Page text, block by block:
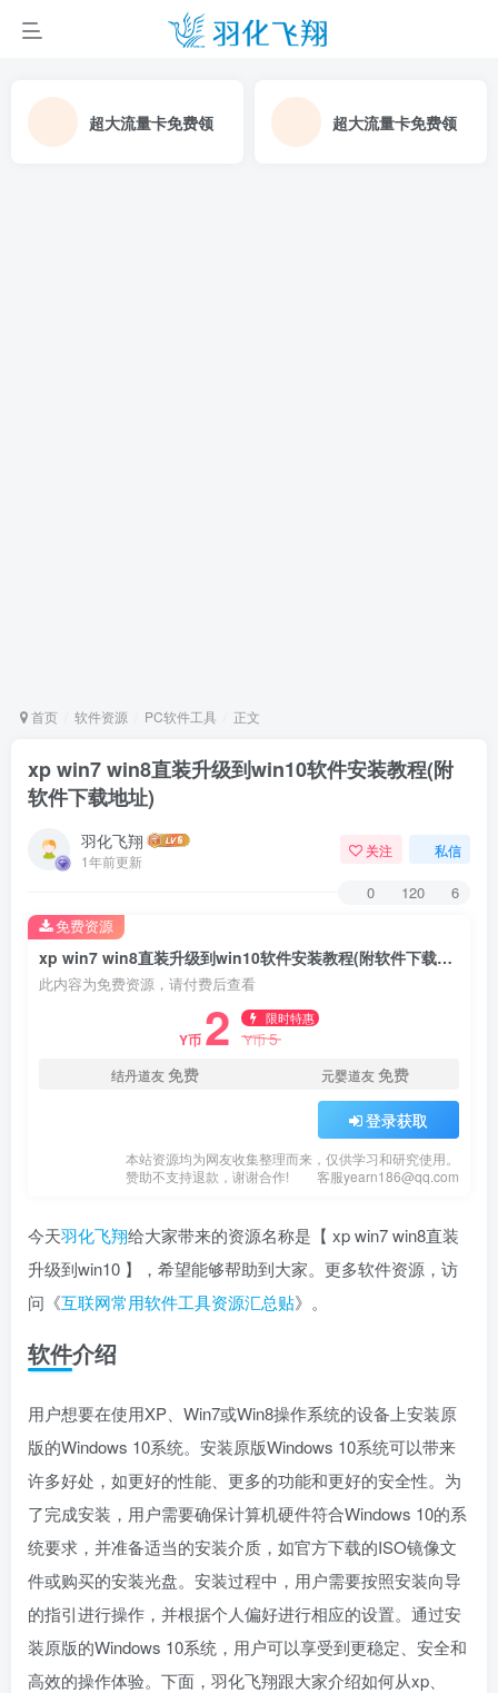
超大流量卡免费领 超大流量卡免费领
首页 软件资源 PC软件工具 正文
xp win7 win8直装升级到win10软件安装教程(附
软件下载地址)
羽化飞翔
1年前更新
关注 私信
0 120 6
xp win7 win8直装升级到win10软件安装教程(附软件下载地址)
此内容为免费资源，请付费后查看
Y币 2 限时特惠
Y币5
结丹道友免费 元婴道友免费
登录获取
本站资源均为网友收集整理而来，仅供学习和研究使用。
赞助不支持退款，谢谢合作!
客服yearn186@qq.com
免费资源
今天羽化飞翔给大家带来的资源名称是【 xp win7 win8直装
升级到win10 】，希望能够帮助到大家。更多软件资源，访
问《互联网常用软件工具资源汇总贴》。
软件介绍
用户想要在使用XP、Win7或Win8操作系统的设备上安装原
版的Windows 10系统。安装原版Windows 10系统可以带来
许多好处，如更好的性能、更多的功能和更好的安全性。为
了完成安装，用户需要确保计算机硬件符合Windows 10的系
统要求，并准备适当的安装介质，如官方下载的ISO镜像文
件或购买的安装光盘。安装过程中，用户需要按照安装向导
的指引进行操作，并根据个人偏好进行相应的设置。通过安
装原版的Windows 10系统，用户可以享受到更稳定、安全和
高效的操作体验。下面，羽化飞翔跟大家介绍如何从xp、